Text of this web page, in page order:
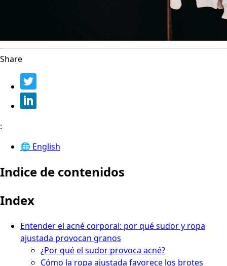
Share
:
🌐 English
Indice de contenidos
Index
Entender el acné corporal: por qué sudor y ropa
ajustada provocan granos
¿Por qué el sudor provoca acné?
Cómo la ropa ajustada favorece los brotes